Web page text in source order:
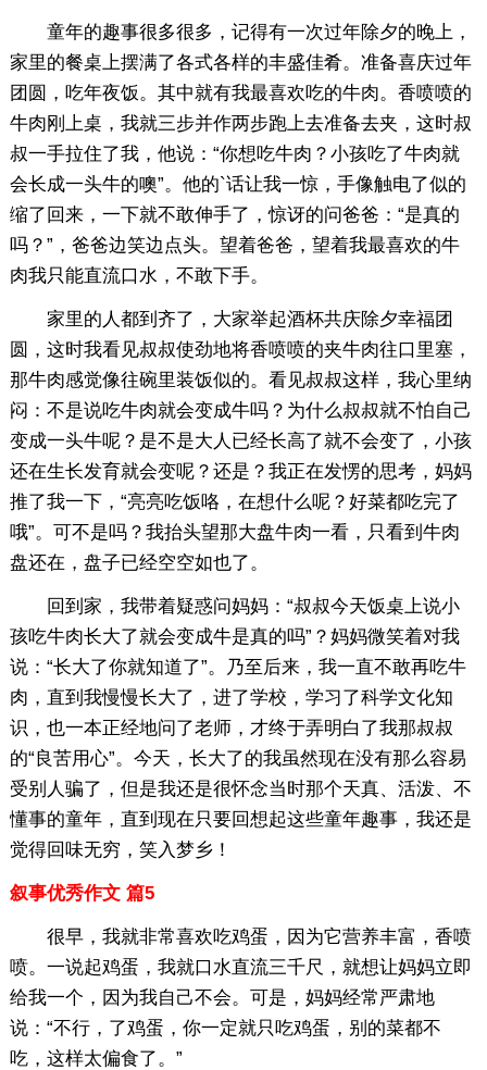
童年的趣事很多很多，记得有一次过年除夕的晚上，
家里的餐桌上摆满了各式各样的丰盛佳肴。准备喜庆过年
团圆，吃年夜饭。其中就有我最喜欢吃的牛肉。香喷喷的
牛肉刚上桌，我就三步并作两步跑上去准备去夹，这时叔
叔一手拉住了我，他说：“你想吃牛肉？小孩吃了牛肉就
会长成一头牛的噢”。他的`话让我一惊，手像触电了似的
缩了回来，一下就不敢伸手了，惊讶的问爸爸：“是真的
吗？”，爸爸边笑边点头。望着爸爸，望着我最喜欢的牛
肉我只能直流口水，不敢下手。
家里的人都到齐了，大家举起酒杯共庆除夕幸福团
圆，这时我看见叔叔使劲地将香喷喷的夹牛肉往口里塞，
那牛肉感觉像往碗里装饭似的。看见叔叔这样，我心里纳
闷：不是说吃牛肉就会变成牛吗？为什么叔叔就不怕自己
变成一头牛呢？是不是大人已经长高了就不会变了，小孩
还在生长发育就会变呢？还是？我正在发愣的思考，妈妈
推了我一下，“亮亮吃饭咯，在想什么呢？好菜都吃完了
哦”。可不是吗？我抬头望那大盘牛肉一看，只看到牛肉
盘还在，盘子已经空空如也了。
回到家，我带着疑惑问妈妈：“叔叔今天饭桌上说小
孩吃牛肉长大了就会变成牛是真的吗”？妈妈微笑着对我
说：“长大了你就知道了”。乃至后来，我一直不敢再吃牛
肉，直到我慢慢长大了，进了学校，学习了科学文化知
识，也一本正经地问了老师，才终于弄明白了我那叔叔
的“良苦用心”。今天，长大了的我虽然现在没有那么容易
受别人骗了，但是我还是很怀念当时那个天真、活泼、不
懂事的童年，直到现在只要回想起这些童年趣事，我还是
觉得回味无穷，笑入梦乡！
叙事优秀作文 篇5
很早，我就非常喜欢吃鸡蛋，因为它营养丰富，香喷
喷。一说起鸡蛋，我就口水直流三千尺，就想让妈妈立即
给我一个，因为我自己不会。可是，妈妈经常严肃地
说：“不行，了鸡蛋，你一定就只吃鸡蛋，别的菜都不
吃，这样太偏食了。”